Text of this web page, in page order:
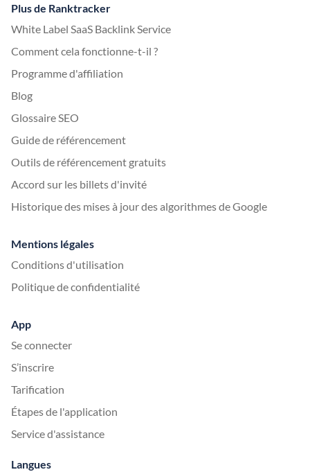
Plus de Ranktracker
White Label SaaS Backlink Service
Comment cela fonctionne-t-il ?
Programme d'affiliation
Blog
Glossaire SEO
Guide de référencement
Outils de référencement gratuits
Accord sur les billets d'invité
Historique des mises à jour des algorithmes de Google
Mentions légales
Conditions d'utilisation
Politique de confidentialité
App
Se connecter
S’inscrire
Tarification
Étapes de l'application
Service d'assistance
Langues